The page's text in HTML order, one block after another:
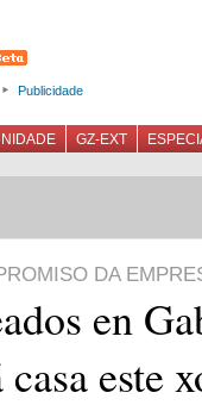
Publicidade
GZ-EXT
DA
en
este